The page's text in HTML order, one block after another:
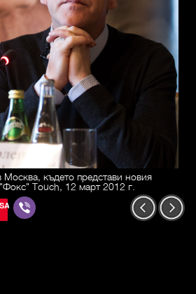
където представи новия
Touch, 12 март 2012 г.
SAVE